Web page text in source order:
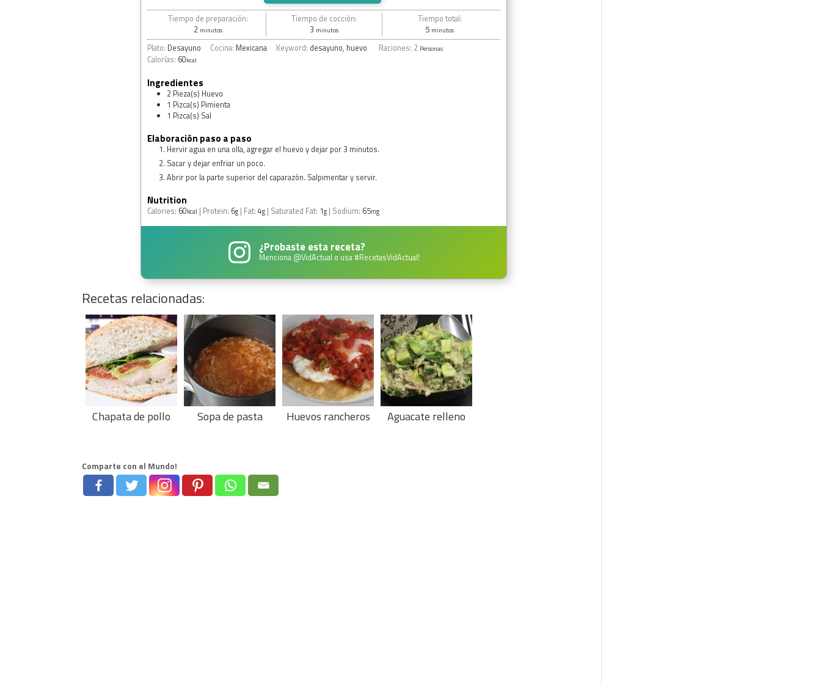
Tiempo de preparación:
2 minutos
Tiempo de cocción:
3 minutos
Tiempo total:
5 minutos
Plato: Desayuno Cocina: Mexicana Keyword: desayuno, huevo Raciones: 2 Personas
Calorías: 60kcal
Ingredientes
2 Pieza(s) Huevo
1 Pizca(s) Pimienta
1 Pizca(s) Sal
Elaboración paso a paso
Hervir agua en una olla, agregar el huevo y dejar por 3 minutos.
Sacar y dejar enfriar un poco.
Abrir por la parte superior del caparazón. Salpimentar y servir.
Nutrition
Calories: 60kcal | Protein: 6g | Fat:4g | Saturated Fat: 1g | Sodium: 65mg
¿Probaste esta receta?
Menciona @VidActual o usa#RecetasVidActual!
Recetas relacionadas:
Chapata de pollo Sopa de pasta Huevos rancheros Aguacate relleno
Comparte con el Mundo!